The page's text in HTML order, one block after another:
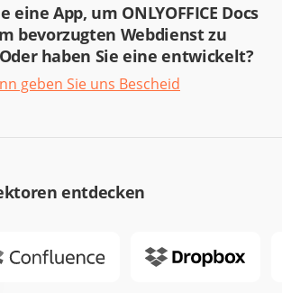
eine App, um ONLYOFFICE Docs
bevorzugten Webdienst zu
haben Sie eine entwickelt?
geben Sie uns Bescheid
entdecken